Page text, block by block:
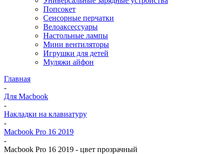
Попсокет
Сенсорные перчатки
Велоаксессуары
Настольные лампы
Мини вентиляторы
Игрушки для детей
Муляжи айфон
Главная
-
Для Macbook
-
Накладки на клавиатуру
-
Macbook Pro 16 2019
-
Macbook Pro 16 2019 - цвет прозрачный